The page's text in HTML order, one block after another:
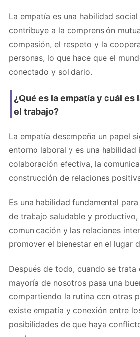
La empatía es una habilidad
contribuye a la comprensión
compasión, el respeto y la
personas, lo que hace que el
conectado y solidario.
¿Qué es la empatía y cuál es
el trabajo?
La empatía desempeña un papel
entorno laboral y es una habilidad
colaboración efectiva, la
construcción de relaciones
Es una habilidad fundamental
de trabajo saludable y productivo,
comunicación y las relaciones
promover el bienestar en el lugar
Después de todo, cuando se trata
mayoría de nosotros pasa una
compartiendo la rutina con otras
existe empatía y conexión entre
posibilidades de que haya